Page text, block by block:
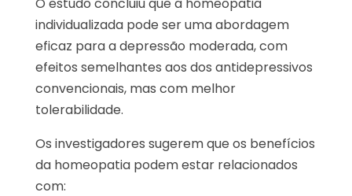
individualizada pode ser uma abordagem
eficaz para a depressão moderada, com
efeitos semelhantes aos dos antidepressivos
convencionais, mas com melhor
tolerabilidade.
Os investigadores sugerem que os benefícios
da homeopatia podem estar relacionados
com: